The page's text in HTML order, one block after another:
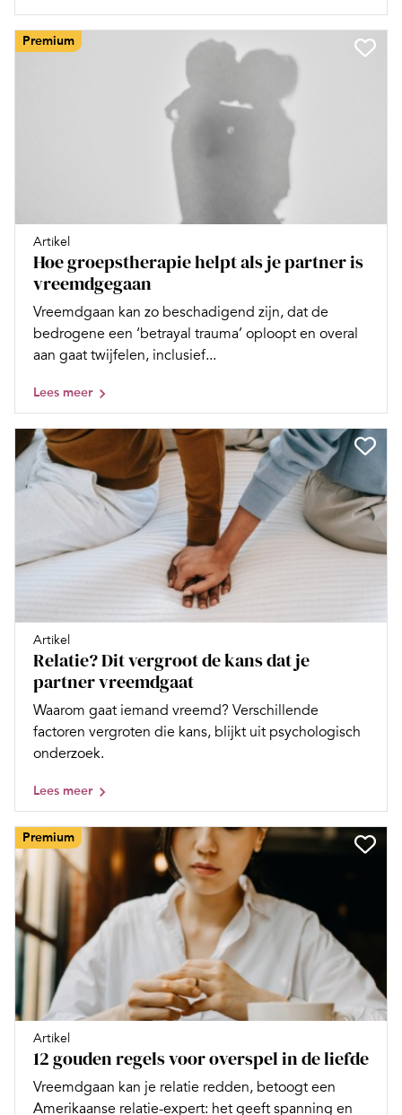
Premium
Artikel
Hoe groepstherapie helpt als je partner is
vreemdgegaan
Vreemdgaan kan zo beschadigend zijn, dat de
bedrogene een ‘betrayal trauma’ oploopt en overal
aan gaat twijfelen, inclusief...
Lees meer
Artikel
Relatie? Dit vergroot de kans dat je
partner vreemdgaat
Waarom gaat iemand vreemd? Verschillende
factoren vergroten die kans, blijkt uit psychologisch
onderzoek.
Lees meer
Premium
Artikel
12 gouden regels voor overspel in de liefde
Vreemdgaan kan je relatie redden, betoogt een
Amerikaanse relatie-­expert: het geeft spanning en